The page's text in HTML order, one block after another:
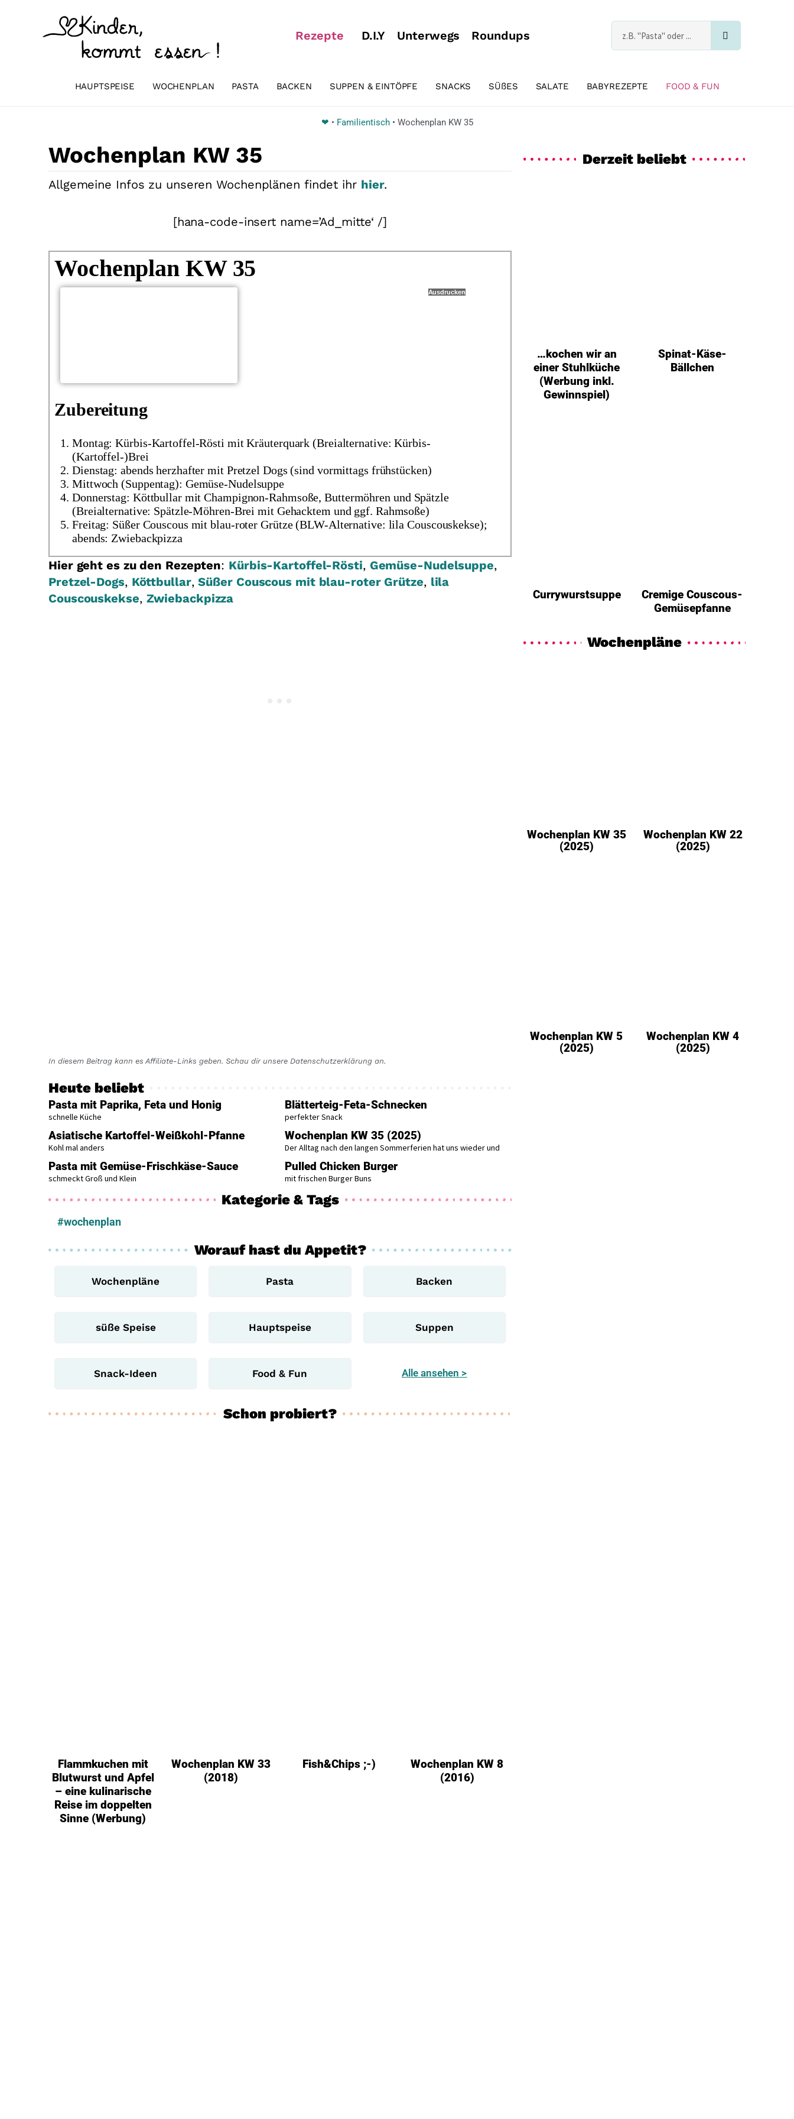
Rezepte D.I.Y Unterwegs Roundups Suche
HAUPTSPEISE WOCHENPLAN PASTA BACKEN SUPPEN & EINTÖPFE SNACKS SÜßES SALATE BABYREZEPTE FOOD & FUN
❤ • Familientisch• Wochenplan KW 35
Wochenplan KW 35
Allgemeine Infos zu unseren Wochenplänen findet ihr hier.
[hana-code-insert name=’Ad_mitte‘ /]
Wochenplan KW 35
Ausdrucken
Zubereitung
Montag: Kürbis-Kartoffel-Rösti mit Kräuterquark (Breialternative: Kürbis-
(Kartoffel-)Brei
Dienstag: abends herzhafter mit Pretzel Dogs (sind vormittags frühstücken)
Mittwoch (Suppentag): Gemüse-Nudelsuppe
Donnerstag: Köttbullar mit Champignon-Rahmsoße, Buttermöhren und Spätzle
(Breialternative: Spätzle-Möhren-Brei mit Gehacktem und ggf. Rahmsoße)
Freitag: Süßer Couscous mit blau-roter Grütze (BLW-Alternative: lila Couscouskekse);
abends: Zwiebackpizza
Hier geht es zu den Rezepten: Kürbis-Kartoffel-Rösti, Gemüse-Nudelsuppe,
Pretzel-Dogs, Köttbullar,Süßer Couscous mit blau-roter Grütze, lila
Couscouskekse, Zwiebackpizza
In diesem Beitrag kann es Affiliate-Links geben. Schau dir unsere Datenschutzerklärung an.
Heute beliebt
Pasta mit Paprika, Feta und Honig
schnelle Küche
Blätterteig-Feta-Schnecken
perfekter Snack
Asiatische Kartoffel-Weißkohl-Pfanne
Kohl mal anders
Wochenplan KW 35 (2025)
Der Alltag nach den langen Sommerferien hat uns wieder und
Pasta mit Gemüse-Frischkäse-Sauce
schmeckt Groß und Klein
Pulled Chicken Burger
mit frischen Burger Buns
Kategorie & Tags
#wochenplan
Worauf hast du Appetit?
Wochenpläne Pasta Backen
süße Speise Hauptspeise Suppen
Snack-Ideen Food & Fun Alle ansehen >
Schon probiert?
Flammkuchen mit
Blutwurst und Apfel
– eine kulinarische
Reise im doppelten
Sinne (Werbung)
Wochenplan KW 33
(2018)
Fish&Chips ;-)
Wochenplan KW 8
(2016)
Derzeit beliebt
…kochen wir an
einer Stuhlküche
(Werbung inkl.
Gewinnspiel)
Spinat-Käse-
Bällchen
Currywurstsuppe
Cremige Couscous-
Gemüsepfanne
Wochenpläne
Wochenplan KW 35
(2025)
Wochenplan KW 22
(2025)
Wochenplan KW 5
(2025)
Wochenplan KW 4
(2025)